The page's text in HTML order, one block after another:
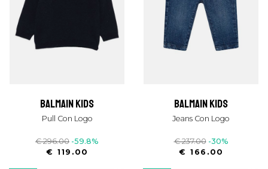
balmain kids
Pull Con Logo
€ 296.00 -59.8%
€ 119.00
balmain kids
Jeans Con Logo
€ 237.00 -30%
€ 166.00